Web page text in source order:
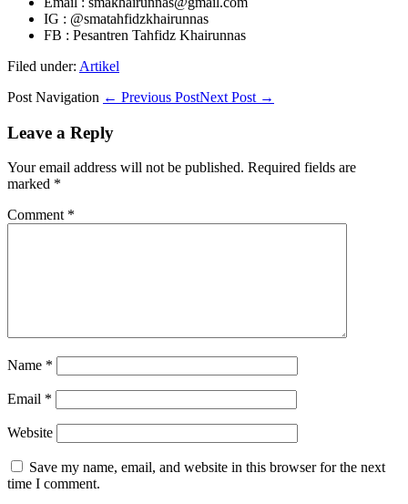
IG : @smatahfidzkhairunnas
FB : Pesantren Tahfidz Khairunnas
Filed under: Artikel
Post Navigation ← Previous PostNext Post →
Leave a Reply
Your email address will not be published. Required fields are
marked *
Comment *
Name *
Email *
Website
Save my name, email, and website in this browser for the next
time I comment.